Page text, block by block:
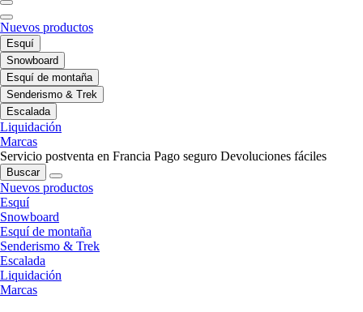
Nuevos productos
Esquí
Snowboard
Esquí de montaña
Senderismo & Trek
Escalada
Liquidación
Marcas
Servicio postventa en Francia Pago seguro Devoluciones fáciles
Buscar
Nuevos productos
Esquí
Snowboard
Esquí de montaña
Senderismo & Trek
Escalada
Liquidación
Marcas